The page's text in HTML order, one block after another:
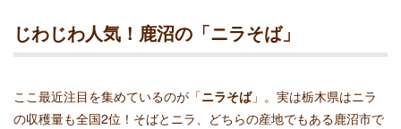
じわじわ人気！鹿沼の「ニラそば」
ここ最近注目を集めているのが「ニラそば」。実は栃木県はニラ
の収穫量も全国2位！そばとニラ、どちらの産地でもある鹿沼市で